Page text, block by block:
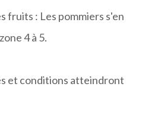
fruits : Les pommiers s'en
4 à 5.
et conditions atteindront